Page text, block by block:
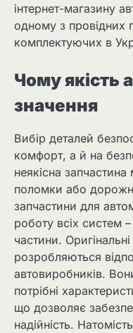
інтернет-магазину
одному з провідних
комплектуючих в
Чому якість
значення
Вибір деталей
комфорт, а й на
неякісна
поломки або
запчастини для
роботу всіх систем
частини.
розробляються
автовиробників.
потрібні
що дозволяє
надійність.